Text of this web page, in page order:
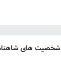
شخصیت های